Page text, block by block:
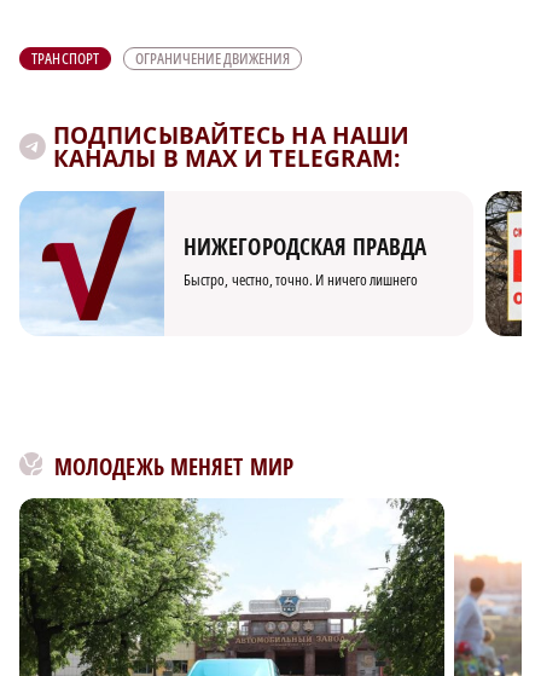
ТРАНСПОРТ ОГРАНИЧЕНИЕ ДВИЖЕНИЯ
ПОДПИСЫВАЙТЕСЬ НА НАШИ
КАНАЛЫ В MAX И TELEGRAM:
НИЖЕГОРОДСКАЯ ПРАВДА
Быстро, честно, точно. И ничего лишнего
МОЛОДЕЖЬ МЕНЯЕТ МИР